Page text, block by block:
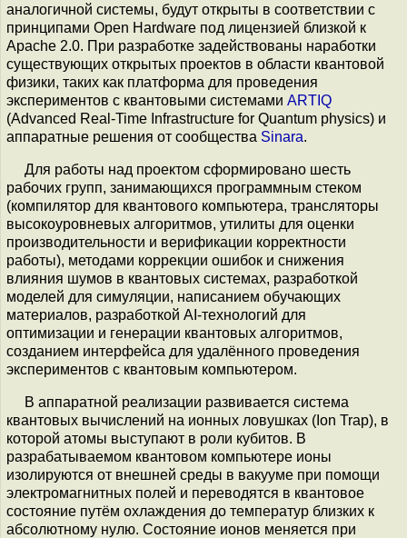
аналогичной системы, будут открыты в соответствии с
принципами Open Hardware под лицензией близкой к
Apache 2.0. При разработке задействованы наработки
существующих открытых проектов в области квантовой
физики, таких как платформа для проведения
экспериментов с квантовыми системами ARTIQ
(Advanced Real-Time Infrastructure for Quantum physics) и
аппаратные решения от сообщества Sinara.
Для работы над проектом сформировано шесть
рабочих групп, занимающихся программным стеком
(компилятор для квантового компьютера, трансляторы
высокоуровневых алгоритмов, утилиты для оценки
производительности и верификации корректности
работы), методами коррекции ошибок и снижения
влияния шумов в квантовых системах, разработкой
моделей для симуляции, написанием обучающих
материалов, разработкой AI-технологий для
оптимизации и генерации квантовых алгоритмов,
созданием интерфейса для удалённого проведения
экспериментов с квантовым компьютером.
В аппаратной реализации развивается система
квантовых вычислений на ионных ловушках (Ion Trap), в
которой атомы выступают в роли кубитов. В
разрабатываемом квантовом компьютере ионы
изолируются от внешней среды в вакууме при помощи
электромагнитных полей и переводятся в квантовое
состояние путём охлаждения до температур близких к
абсолютному нулю. Состояние ионов меняется при